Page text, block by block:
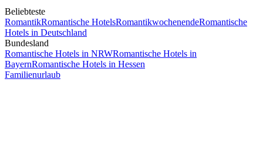
Beliebteste
RomantikRomantische HotelsRomantikwochenendeRomantische
Hotels in Deutschland
Bundesland
Romantische Hotels in NRWRomantische Hotels in
BayernRomantische Hotels in Hessen
Familienurlaub